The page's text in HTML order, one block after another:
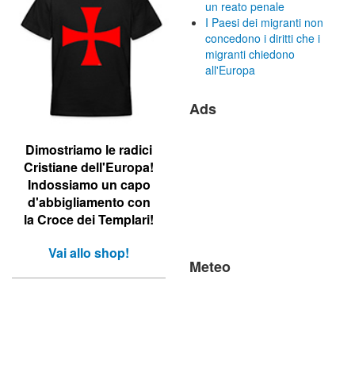
Dimostriamo le radici
Cristiane dell'Europa!
Indossiamo un capo
d'abbigliamento con
la Croce dei Templari!
Vai allo shop!
un reato penale
I Paesi dei migranti non
concedono i diritti che i
migranti chiedono
all'Europa
Ads
Meteo